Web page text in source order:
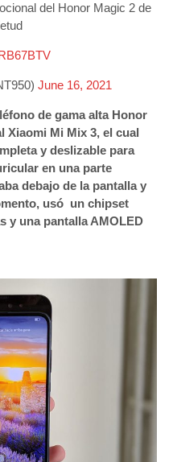
del Honor Magic 2 de
June 16, 2021
de gama alta Honor
Xiaomi Mi Mix 3, el cual
y deslizable para
en una parte
debajo de la pantalla y
usó un chipset
y una pantalla AMOLED